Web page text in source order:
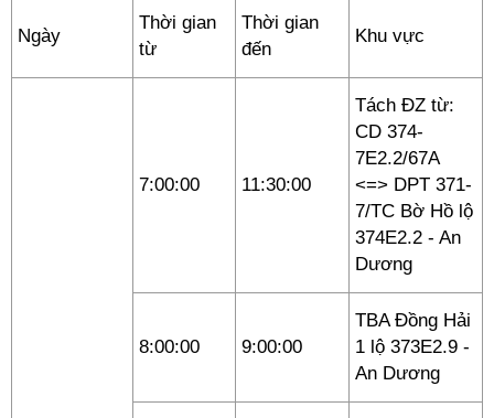
Ngày
Thời gian
từ
Thời gian
đến
Khu vực
7:00:00 11:30:00
Tách ĐZ từ:
CD 374-
7E2.2/67A
<=> DPT 371-
7/TC Bờ Hồ lộ
374E2.2 - An
Dương
8:00:00 9:00:00
TBA Đồng Hải
1 lộ 373E2.9 -
An Dương